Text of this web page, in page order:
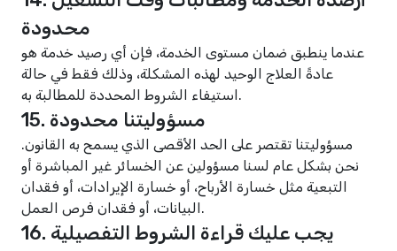
محدودة
عندما ينطبق ضمان مستوى الخدمة، فإن أي رصيد خدمة هو
عادةً العلاج الوحيد لهذه المشكلة، وذلك فقط في حالة
استيفاء الشروط المحددة للمطالبة به.
15. مسؤوليتنا محدودة
مسؤوليتنا تقتصر على الحد الأقصى الذي يسمح به القانون.
نحن بشكل عام لسنا مسؤولين عن الخسائر غير المباشرة أو
التبعية مثل خسارة الأرباح، أو خسارة الإيرادات، أو فقدان
البيانات، أو فقدان فرص العمل.
16. يجب عليك قراءة الشروط التفصيلية